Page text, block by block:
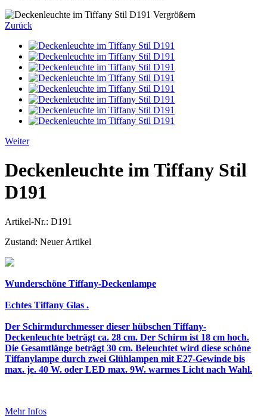
Vergrößern
Zurück
Weiter
Deckenleuchte im Tiffany Stil
D191
Artikel-Nr.: D191
Zustand: Neuer Artikel
Wunderschöne Tiffany-Deckenlampe
Echtes Tiffany Glas .
Der Schirmdurchmesser dieser hübschen Tiffany-
Deckenleuchte beträgt ca. 28 cm. Der Schirm ist 18 cm hoch.
Die Gesamtlänge beträgt 30 cm. Beleuchtet wird diese schöne
Tiffanylampe durch zwei Glühlampen mit E27-Gewinde bis
max. je. 40 W. oder LED max. 9W. warmes Licht nach Wahl.
Mehr Infos